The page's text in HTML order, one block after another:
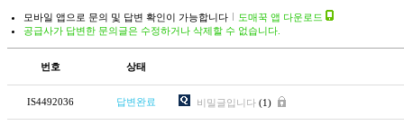
모바일 앱으로 문의 및 답변 확인이 가능합니다
도매꾹 앱 다운로드
공급사가 답변한 문의글은 수정하거나 삭제할 수 없습니다.
번호 상태
IS4492036 답변완료 비밀글입니다 (1)